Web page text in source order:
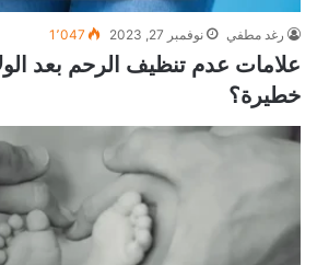
رغد مطفي نوفمبر 27, 2023 1٬047
علامات عدم تنظيف الرحم بعد
خطيرة؟